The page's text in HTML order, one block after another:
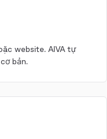
website. AIVA tự
bản.